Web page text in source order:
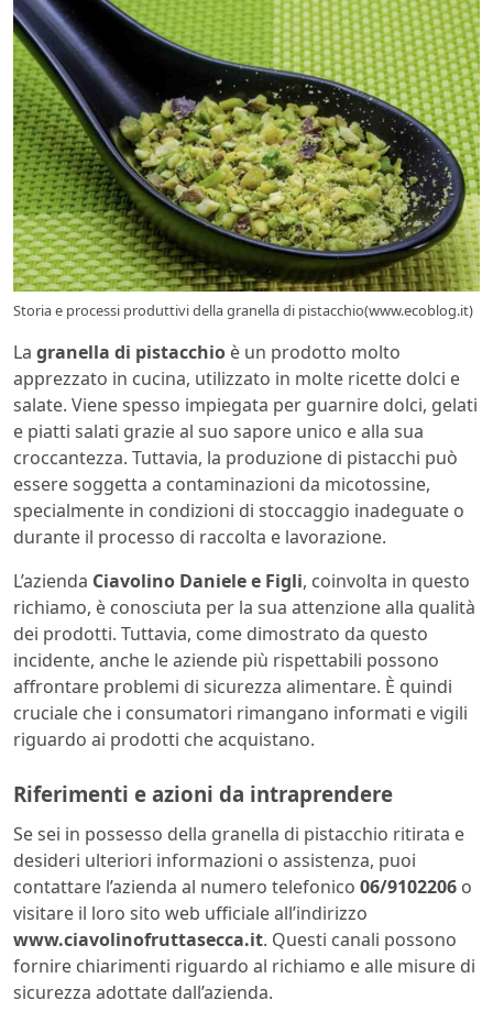
Storia e processi produttivi della granella di pistacchio(www.ecoblog.it)
La granella di pistacchio è un prodotto molto
apprezzato in cucina, utilizzato in molte ricette dolci e
salate. Viene spesso impiegata per guarnire dolci, gelati
e piatti salati grazie al suo sapore unico e alla sua
croccantezza. Tuttavia, la produzione di pistacchi può
essere soggetta a contaminazioni da micotossine,
specialmente in condizioni di stoccaggio inadeguate o
durante il processo di raccolta e lavorazione.
L’azienda Ciavolino Daniele e Figli, coinvolta in questo
richiamo, è conosciuta per la sua attenzione alla qualità
dei prodotti. Tuttavia, come dimostrato da questo
incidente, anche le aziende più rispettabili possono
affrontare problemi di sicurezza alimentare. È quindi
cruciale che i consumatori rimangano informati e vigili
riguardo ai prodotti che acquistano.
Riferimenti e azioni da intraprendere
Se sei in possesso della granella di pistacchio ritirata e
desideri ulteriori informazioni o assistenza, puoi
contattare l’azienda al numero telefonico 06/9102206 o
visitare il loro sito web ufficiale all’indirizzo
www.ciavolinofruttasecca.it. Questi canali possono
fornire chiarimenti riguardo al richiamo e alle misure di
sicurezza adottate dall’azienda.